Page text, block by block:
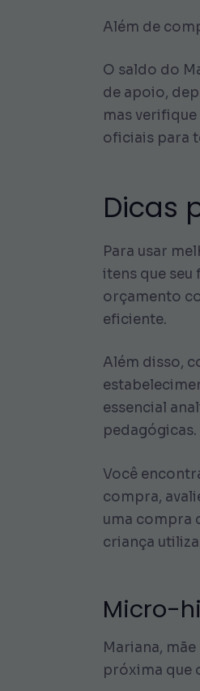
Além de
O saldo do
de apoio,
mas
oficiais para
Dicas
Para usar
itens que
orçamento
eficiente.
Além disso,
essencial
Você
compra,
uma compra
criança
Micro-
Mariana,
próxima que